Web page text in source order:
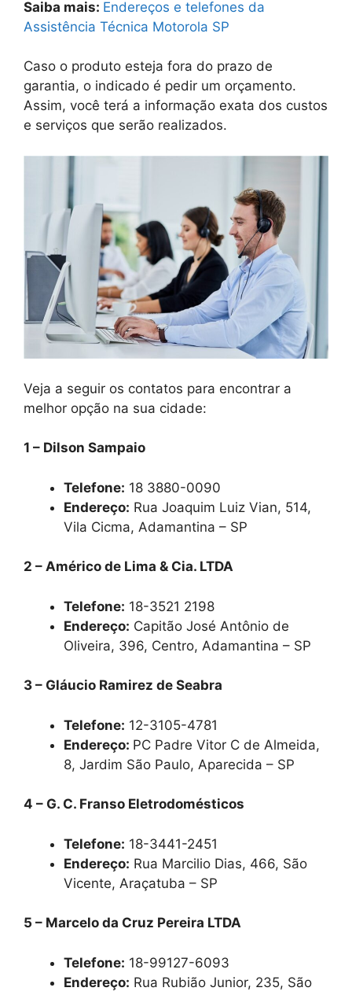
Saiba mais: Endereços e telefones da
Assistência Técnica Motorola SP
Caso o produto esteja fora do prazo de
garantia, o indicado é pedir um orçamento.
Assim, você terá a informação exata dos custos
e serviços que serão realizados.
Veja a seguir os contatos para encontrar a
melhor opção na sua cidade:
1 – Dilson Sampaio
Telefone: 18 3880-0090
Endereço: Rua Joaquim Luiz Vian, 514,
Vila Cicma, Adamantina – SP
2 – Américo de Lima & Cia. LTDA
Telefone: 18-3521 2198
Endereço: Capitão José Antônio de
Oliveira, 396, Centro, Adamantina – SP
3 – Gláucio Ramirez de Seabra
Telefone: 12-3105-4781
Endereço: PC Padre Vitor C de Almeida,
8, Jardim São Paulo, Aparecida – SP
4 – G. C. Franso Eletrodomésticos
Telefone: 18-3441-2451
Endereço: Rua Marcilio Dias, 466, São
Vicente, Araçatuba – SP
5 – Marcelo da Cruz Pereira LTDA
Telefone: 18-99127-6093
Endereço: Rua Rubião Junior, 235, São